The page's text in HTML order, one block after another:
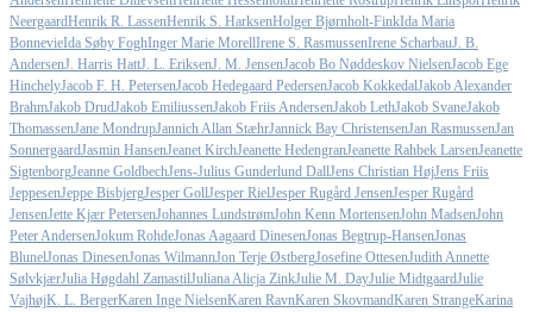
NeergaardHenrik R. LassenHenrik S. HarksenHolger Bjørnholt-FinkIda Maria
BonnevieIda Søby FoghInger Marie MorellIrene S. RasmussenIrene ScharbauJ. B.
AndersenJ. Harris HattJ. L. EriksenJ. M. JensenJacob Bo Nøddeskov NielsenJacob Ege
HinchelyJacob F. H. PetersenJacob Hedegaard PedersenJacob KokkedalJakob Alexander
BrahmJakob DrudJakob EmiliussenJakob Friis AndersenJakob LethJakob SvaneJakob
ThomassenJane MondrupJannich Allan StæhrJannick Bay ChristensenJan RasmussenJan
SonnergaardJasmin HansenJeanet KirchJeanette HedengranJeanette Rahbek LarsenJeanette
SigtenborgJeanne GoldbechJens-Julius Gunderlund DallJens Christian HøjJens Friis
JeppesenJeppe BisbjergJesper GollJesper RielJesper Rugård JensenJesper Rugård
JensenJette Kjær PetersenJohannes LundstrømJohn Kenn MortensenJohn MadsenJohn
Peter AndersenJokum RohdeJonas Aagaard DinesenJonas Begtrup-HansenJonas
BlunelJonas DinesenJonas WilmannJon Terje ØstbergJosefine OttesenJudith Annette
SølvkjærJulia Høgdahl ZamastilJuliana Alicja ZinkJulie M. DayJulie MidtgaardJulie
VajhøjK. L. BergerKaren Inge NielsenKaren RavnKaren SkovmandKaren StrangeKarina